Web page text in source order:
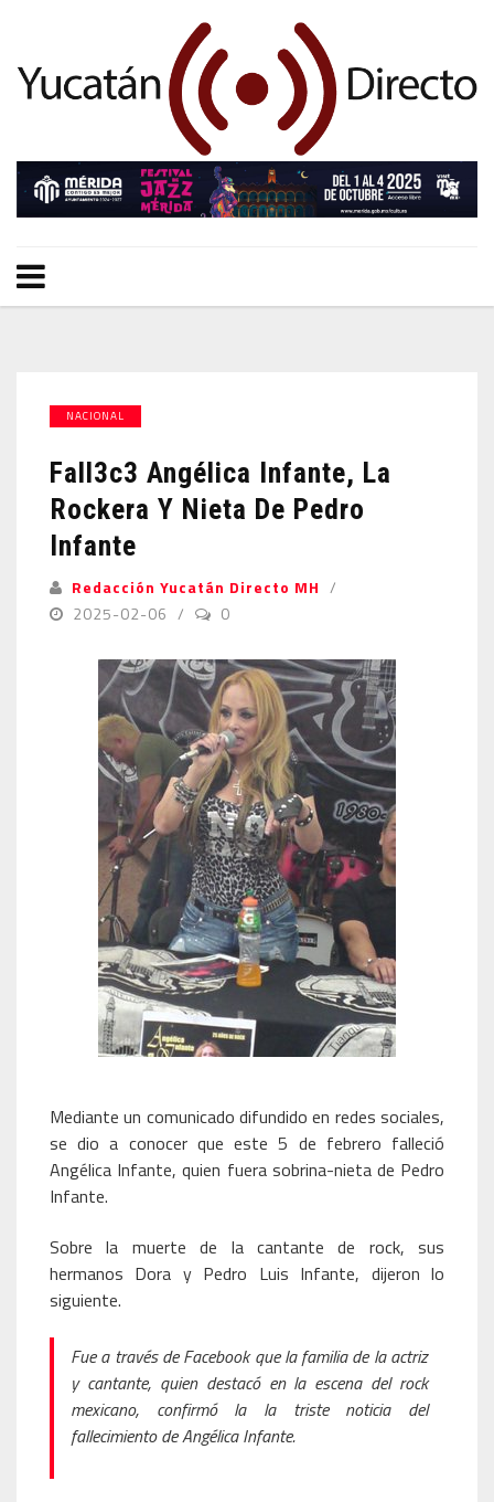
NACIONAL
Fall3c3 Angélica Infante, La
Rockera Y Nieta De Pedro
Infante
Redacción Yucatán Directo MH
2025-02-06
0
Mediante un comunicado difundido en redes sociales,
se dio a conocer que este 5 de febrero falleció
Angélica Infante, quien fuera sobrina-nieta de Pedro
Infante.
Sobre la muerte de la cantante de rock, sus
hermanos Dora y Pedro Luis Infante, dijeron lo
siguiente.
Fue a través de Facebook que la familia de la actriz
y cantante, quien destacó en la escena del rock
mexicano, confirmó la la triste noticia del
fallecimiento de Angélica Infante.